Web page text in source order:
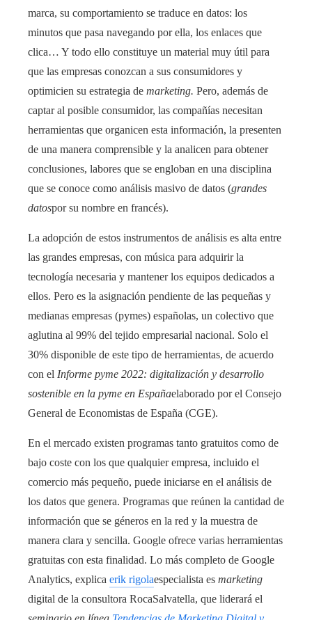
marca, su comportamiento se traduce en datos: los
minutos que pasa navegando por ella, los enlaces que
clica… Y todo ello constituye un material muy útil para
que las empresas conozcan a sus consumidores y
optimicien su estrategia de marketing. Pero, además de
captar al posible consumidor, las compañías necesitan
herramientas que organicen esta información, la presenten
de una manera comprensible y la analicen para obtener
conclusiones, labores que se engloban en una disciplina
que se conoce como análisis masivo de datos (grandes
datospor su nombre en francés).
La adopción de estos instrumentos de análisis es alta entre
las grandes empresas, con música para adquirir la
tecnología necesaria y mantener los equipos dedicados a
ellos. Pero es la asignación pendiente de las pequeñas y
medianas empresas (pymes) españolas, un colectivo que
aglutina al 99% del tejido empresarial nacional. Solo el
30% disponible de este tipo de herramientas, de acuerdo
con el Informe pyme 2022: digitalización y desarrollo
sostenible en la pyme en Españaelaborado por el Consejo
General de Economistas de España (CGE).
En el mercado existen programas tanto gratuitos como de
bajo coste con los que qualquier empresa, incluido el
comercio más pequeño, puede iniciarse en el análisis de
los datos que genera. Programas que reúnen la cantidad de
información que se géneros en la red y la muestra de
manera clara y sencilla. Google ofrece varias herramientas
gratuitas con esta finalidad. Lo más completo de Google
Analytics, explica erik rigolaespecialista es marketing
digital de la consultora RocaSalvatella, que liderará el